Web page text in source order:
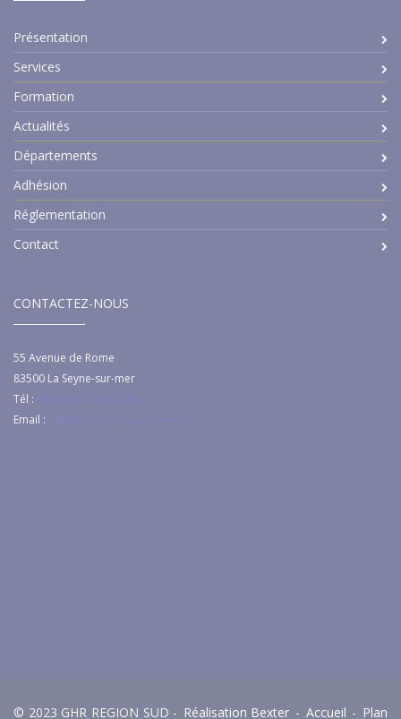
Présentation
Services
Formation
Actualités
Départements
Adhésion
Réglementation
Contact
CONTACTEZ-NOUS
55 Avenue de Rome
83500 La Seyne-sur-mer
Tél : +33 (0)4 94 92 92 04
Email : c.thibault@ghr-region-sud.fr
© 2023 GHR REGION SUD - Réalisation Bexter - Accueil - Plan